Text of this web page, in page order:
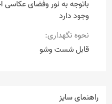
وجود دارد
نحوه نگهداری:
قابل شست وشو
راهنمای سایز